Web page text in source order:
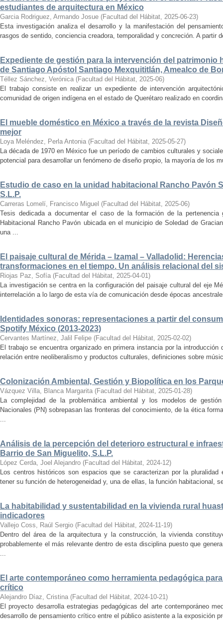
estudiantes de arquitectura en México
Garcia Rodriguez, Armando Josue (Facultad del Hábitat, 2025-06-23)
Esta investigación analiza el desarrollo y la manifestación del
rasgos de sentido, conciencia creadora, temporalidad y concreción. A partir
Expediente de gestión para la intervención del patrimonio
de Santiago Apóstol Santiago Mexquititlán, Amealco de
Téllez Sánchez, Verónica (Facultad del Hábitat, 2025-06)
El trabajo consiste en realizar un expediente de intervención
comunidad de origen indígena en el estado de Querétaro realizado en
El mueble doméstico en México a través de la revista
mejor
Loya Meléndez, Perla Antonia (Facultad del Hábitat, 2025-05-27)
La década de 1970 en México fue un período de cambios culturales y
potencial para desarrollar un fenómeno de diseño propio, la mayoría de los
Estudio de caso en la unidad habitacional Rancho Pavón
S.L.P.
Carreras Lomelí, Francisco Miguel (Facultad del Hábitat, 2025-06)
Tesis dedicada a documentar el caso de la formación de la
Habitacional Rancho Pavón ubicada en el municipio de Soledad de
una ...
El paisaje cultural de Mérida – Izamal – Valladolid:
transformaciones en el tiempo. Un análisis relacional del
Riojas Paz, Sofía (Facultad del Hábitat, 2025-04-01)
La investigación se centra en la configuración del paisaje cultural del eje
interrelación a lo largo de esta vía de comunicación desde épocas
Identidades sonoras: representaciones a partir del
Spotify México (2013-2023)
Cervantes Martínez, Jalil Felipe (Facultad del Hábitat, 2025-02-02)
El trabajo se encuentra organizado en primera instancia por la
relación entre neoliberalismo y productos culturales, definiciones sobre
Colonización Ambiental, Gestión y Biopolítica en los
Vázquez Villa, Blanca Margarita (Facultad del Hábitat, 2025-01-28)
La complejidad de la problemática ambiental y los modelos de
Nacionales (PN) sobrepasan las fronteras del conocimiento, de la ética
...
Análisis de la percepción del deterioro estructural e
Barrio de San Miguelito, S.L.P.
López Cerda, Joel Alejandro (Facultad del Hábitat, 2024-12)
Los centros históricos son espacios que se caracterizan por la
tener su función de heterogeneidad y, una de ellas, la función habitacional,
La habitabilidad y sustentabilidad en la vivienda rural
indicadores
Vallejo Coss, Raúl Sergio (Facultad del Hábitat, 2024-11-19)
Dentro del área de la arquitectura y la construcción, la vivienda
probablemente el más relevante dentro de esta disciplina puesto que
...
El arte contemporáneo como herramienta pedagógica
crítico
Alejandro Díaz, Cristina (Facultad del Hábitat, 2024-10-21)
El proyecto desarrolla estrategias pedagógicas del arte contemporáneo
desarrollo de pensamiento crítico entre el público asistente a la exposición